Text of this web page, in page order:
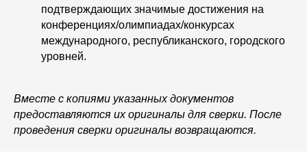
подтверждающих значимые достижения на
конференциях/олимпиадах/конкурсах
международного, республиканского, городского
уровней.
Вместе с копиями указанных документов
предоставляются их оригиналы для сверки. После
проведения сверки оригиналы возвращаются.